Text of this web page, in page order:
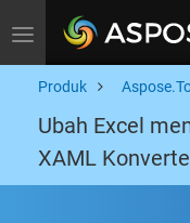
Toggle navigation
Produk
Ubah Excel
XAML